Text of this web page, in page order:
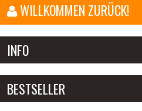
WILLKOMMEN ZURÜCK!
E-Mail-Adresse:
Passwort:
INFO
BESTSELLER